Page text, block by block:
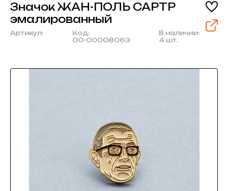
Значок ЖАН-ПОЛЬ САРТР
эмалированный
Артикул:
Код:
00-00008063
В наличии:
4 шт.